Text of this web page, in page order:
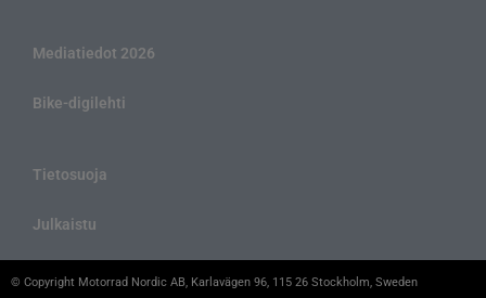
Mediatiedot 2026
Bike-digilehti
Tietosuoja
Julkaistu
© Copyright Motorrad Nordic AB, Karlavägen 96, 115 26 Stockholm, Sweden